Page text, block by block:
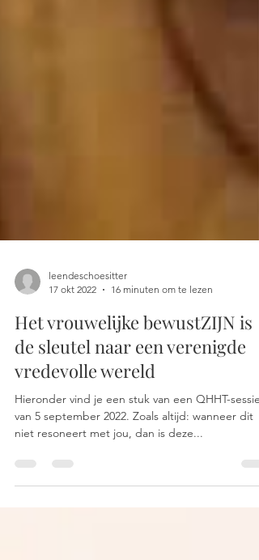
17 okt 2022
16 minuten om te lezen
Het vrouwelijke bewustZIJN is
de sleutel naar een verenigde
vredevolle wereld
Hieronder vind je een stuk van een QHHT-sessie
niet resoneert met jou, dan is deze...